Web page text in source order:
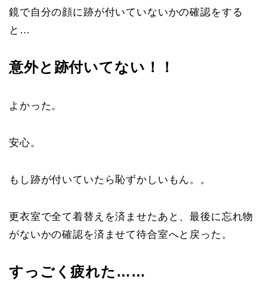
鏡で自分の顔に跡が付いていないかの確認をする
と…
意外と跡付いてない！！
よかった。
安心。
もし跡が付いていたら恥ずかしいもん。。
更衣室で全て着替えを済ませたあと、最後に忘れ物
がないかの確認を済ませて待合室へと戻った。
すっごく疲れた……